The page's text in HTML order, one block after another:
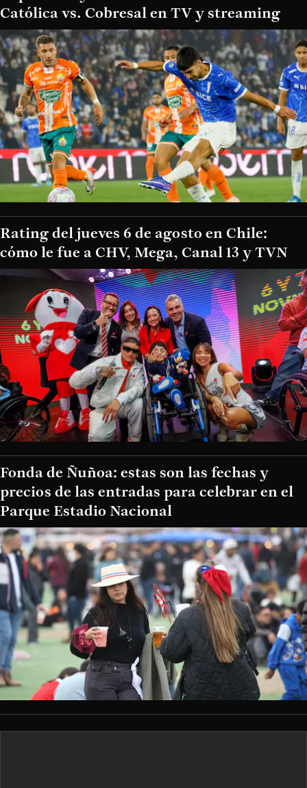
Católica vs. Cobresal en TV y streaming
Rating del jueves 6 de agosto en Chile:
cómo le fue a CHV, Mega, Canal 13 y TVN
Fonda de Ñuñoa: estas son las fechas y
precios de las entradas para celebrar en el
Parque Estadio Nacional